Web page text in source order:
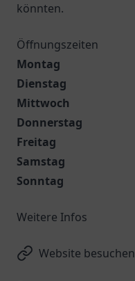
könnten.
Öffnungszeiten
Montag
Dienstag
Mittwoch
Donnerstag
Freitag
Samstag
Sonntag
Weitere Infos
Website besuchen